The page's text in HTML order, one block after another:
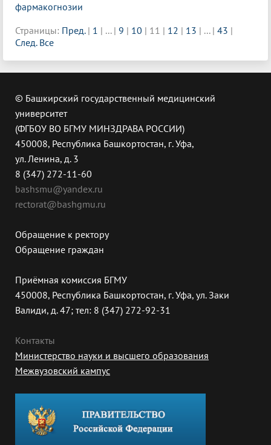
фармакогнозии
Страницы: Пред. | 1 | ... | 9 | 10 | 11 | 12 | 13 | ... | 43 |
След. Все
© Башкирский государственный медицинский
университет
(ФГБОУ ВО БГМУ МИНЗДРАВА РОССИИ)
450008, Республика Башкортостан, г. Уфа,
ул. Ленина, д. 3
8 (347) 272-11-60
bashsmu@yandex.ru
rectorat@bashgmu.ru
Обращение к ректору
Обращение граждан
Приёмная комиссия БГМУ
450008, Республика Башкортостан, г. Уфа, ул. Заки
Валиди, д. 47; тел: 8 (347) 272-92-31
Контакты
Министерство науки и высшего образования
Межвузовский кампус